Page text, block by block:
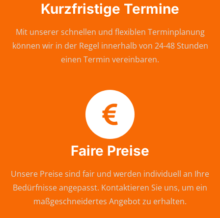
Kurzfristige Termine
Mit unserer schnellen und flexiblen Terminplanung
können wir in der Regel innerhalb von 24-48 Stunden
einen Termin vereinbaren.
Faire Preise
Unsere Preise sind fair und werden individuell an Ihre
Bedürfnisse angepasst. Kontaktieren Sie uns, um ein
maßgeschneidertes Angebot zu erhalten.